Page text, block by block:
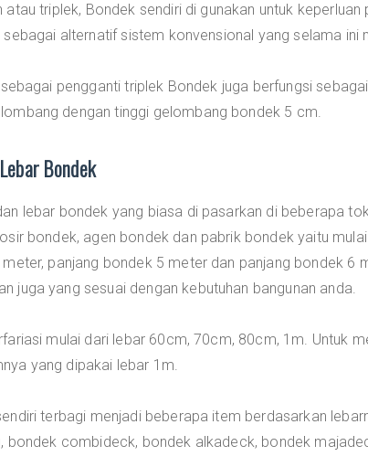
triplek, Bondek sendiri di gunakan untuk
sebagai alternatif sistem konvensional yang selama ini
pengganti triplek Bondek juga berfungsi
dengan tinggi gelombang bondek 5 cm.
Bondek
lebar bondek yang biasa di pasarkan di beberapa
bondek, agen bondek dan pabrik bondek yaitu
panjang bondek 5 meter dan panjang bondek 6
juga yang sesuai dengan kebutuhan bangunan anda.
mulai dari lebar 60cm, 70cm, 80cm, 1m. Untuk
yang dipakai lebar 1m.
terbagi menjadi beberapa item berdasarkan
bondek combideck, bondek alkadeck, bondek